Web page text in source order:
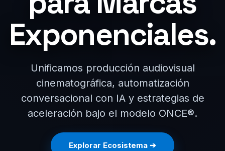
Exponenciales.
Unificamos producción audiovisual
cinematográfica, automatización
conversacional con IA y estrategias de
aceleración bajo el modelo ONCE®.
Explorar Ecosistema ➔